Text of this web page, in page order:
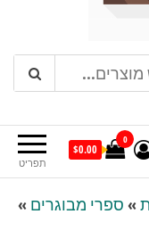
תפריט
0
$0.00
» ספרי מבוגרים »